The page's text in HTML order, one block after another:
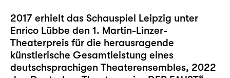
2017 erhielt das Schauspiel Leipzig unter
Enrico Lübbe den 1. Martin-Linzer-
Theaterpreis für die herausragende
künstlerische Gesamtleistung eines
deutschsprachigen Theaterensembles, 2022